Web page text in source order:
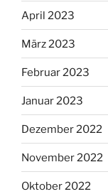
April 2023
März 2023
Februar 2023
Januar 2023
Dezember 2022
November 2022
Oktober 2022